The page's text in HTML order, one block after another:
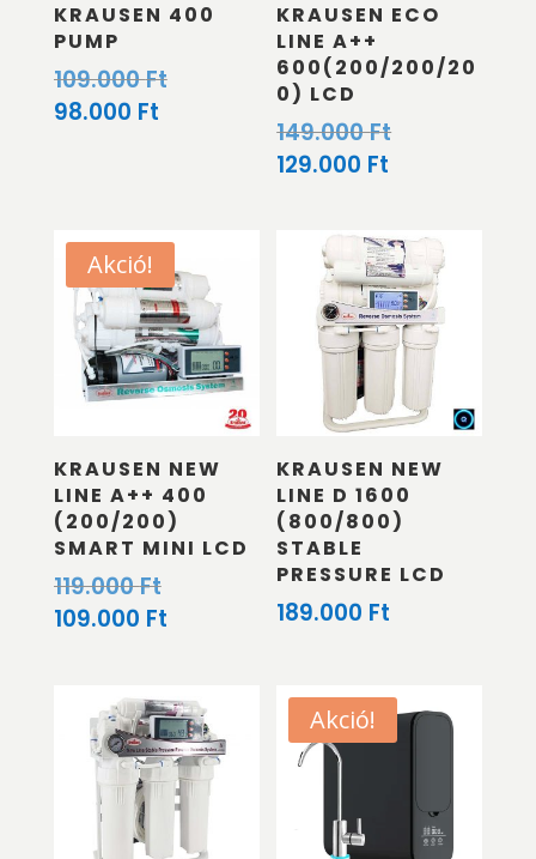
KRAUSEN 400
PUMP
109.000FtOriginal
109.000 Ft.
98.000 FtCurrent
KRAUSEN ECO
LINE A++
600(200/200/20
0) LCD
149.000FtOriginal
129.000 Ft
129.000 Ft.
Akció!
KRAUSEN NEW
LINE A++ 400
(200/200)
SMART MINI LCD
119.000FtOriginal
price
109.000 FtCurrent
109.000 Ft.
KRAUSEN NEW
LINE D 1600
(800/800)
STABLE
PRESSURE LCD
189.000 Ft
Akció!